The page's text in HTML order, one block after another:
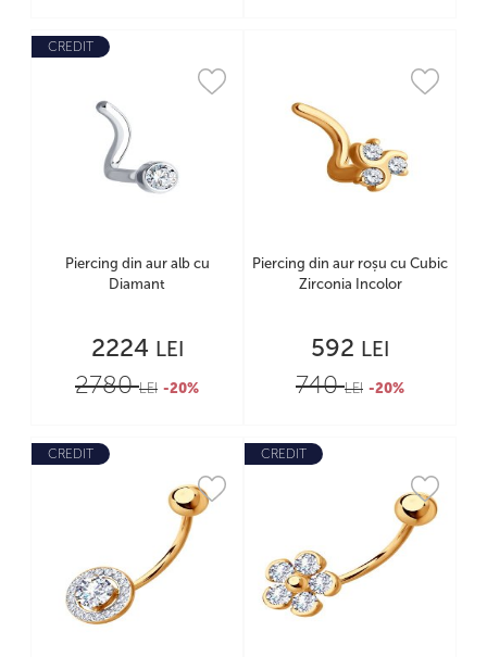
CREDIT
Piercing din aur alb cu
Diamant
2224 LEI
2780LEI -20%
Piercing din aur roșu cu Cubic
Zirconia Incolor
592 LEI
740LEI -20%
CREDIT CREDIT